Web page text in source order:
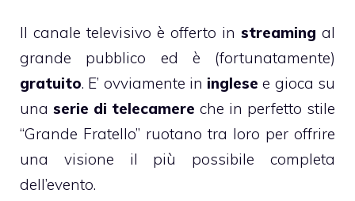
Il canale televisivo è offerto in streaming al
grande pubblico ed è (fortunatamente)
gratuito. E’ ovviamente in inglese e gioca su
una serie di telecamere che in perfetto stile
“Grande Fratello” ruotano tra loro per offrire
una visione il più possibile completa
dell’evento.